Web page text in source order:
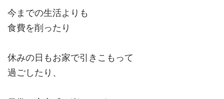
今までの生活よりも
食費を削ったり
休みの日もお家で引きこもって
過ごしたり、